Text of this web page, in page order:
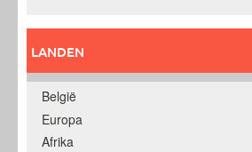
LANDEN
België
Europa
Afrika